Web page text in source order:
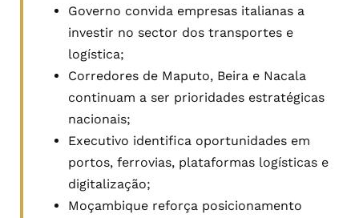
Governo convida empresas italianas a
investir no sector dos transportes e
logística;
Corredores de Maputo, Beira e Nacala
continuam a ser prioridades estratégicas
nacionais;
Executivo identifica oportunidades em
portos, ferrovias, plataformas logísticas e
digitalização;
Moçambique reforça posicionamento